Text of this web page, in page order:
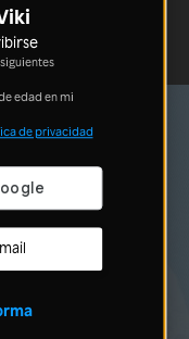
edad en mi
de privacidad